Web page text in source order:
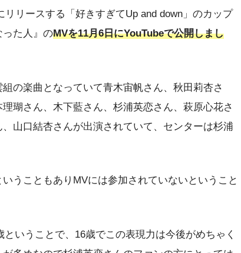
リースする「好きすぎてUp and down」のカップ
った人』のMVを11月6日にYouTubeで公開しまし
の楽曲となっていて青木宙帆さん、秋田莉杏さ
瑚さん、木下藍さん、杉浦英恋さん、萩原心花さ
山口結杏さんが出演されていて、センターは杉浦
うこともありMVには参加されていないということ
いうことで、16歳でこの表現力は今後がめちゃく